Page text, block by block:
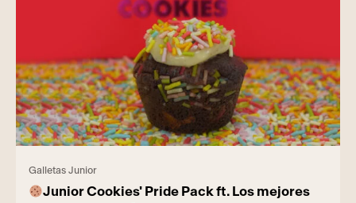
Galletas Junior
Junior Cookies' Pride Pack ft. Los mejores